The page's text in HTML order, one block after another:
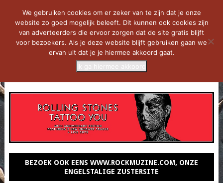
BEZOEK OOK EENS WWW.ROCKMUZINE.COM, ONZE
ENGELSTALIGE ZUSTERSITE
We gebruiken cookies om er zeker van te zijn dat je onze
website zo goed mogelijk beleeft. Dit kunnen ook cookies zijn
van adverteerders die ervoor zorgen dat de site gratis blijft
voor bezoekers. Als je deze website blijft gebruiken gaan we
ervan uit dat je je hiermee akkoord gaat.
Ik ga hiermee akkoord